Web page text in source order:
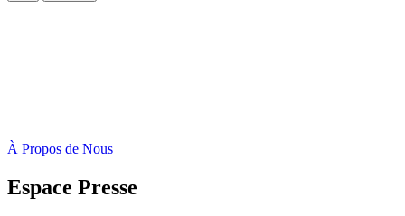
À Propos de Nous
Espace Presse